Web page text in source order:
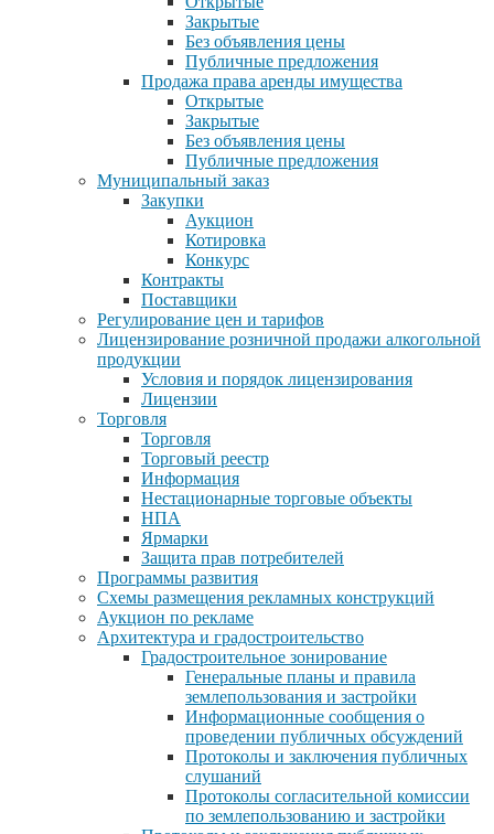
Закрытые
Без объявления цены
Публичные предложения
Продажа права аренды имущества
Открытые
Закрытые
Без объявления цены
Публичные предложения
Муниципальный заказ
Закупки
Аукцион
Котировка
Конкурс
Контракты
Поставщики
Регулирование цен и тарифов
Лицензирование розничной продажи алкогольной
продукции
Условия и порядок лицензирования
Лицензии
Торговля
Торговля
Торговый реестр
Информация
Нестационарные торговые объекты
НПА
Ярмарки
Защита прав потребителей
Программы развития
Схемы размещения рекламных конструкций
Аукцион по рекламе
Архитектура и градостроительство
Градостроительное зонирование
Генеральные планы и правила
землепользования и застройки
Информационные сообщения о
проведении публичных обсуждений
Протоколы и заключения публичных
слушаний
Протоколы согласительной комиссии
по землепользованию и застройки